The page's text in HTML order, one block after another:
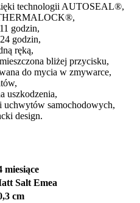
technologii AUTOSEAL®,
godzin,
godzin,
ręką,
bliżej przycisku,
do mycia w zmywarce,
uszkodzenia,
uchwytów samochodowych,
design.
miesiące
Salt Emea
cm